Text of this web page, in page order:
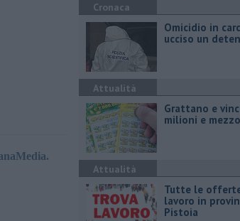
Cronaca
Omicidio in
ucciso un
Attualità
Grattano e
milioni e
Attualità
​Tutte le
lavoro in
Pistoia